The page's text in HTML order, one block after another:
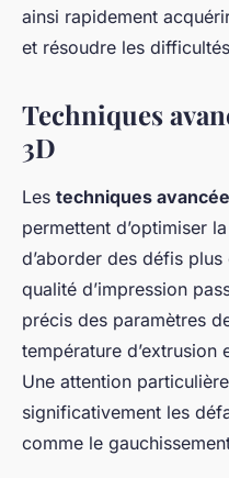
ainsi rapidement
et résoudre les
Techniques
3D
Les techniques
permettent d’optimiser
d’aborder des défis
qualité d’impression
précis des paramètres
température d’extrusion
Une attention
significativement les
comme le